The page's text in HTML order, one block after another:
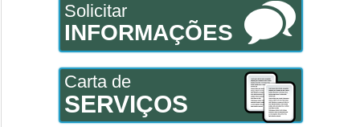
Solicitar
INFORMAÇÕES
Carta de
SERVIÇOS